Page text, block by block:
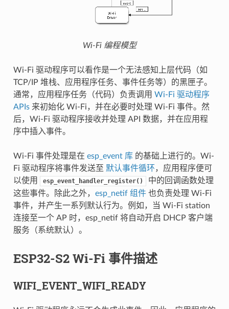
Wi-Fi 编程模型
Wi-Fi 驱动程序可以看作是一个无法感知上层代码（如
TCP/IP 堆栈、应用程序任务、事件任务等）的黑匣子。
通常，应用程序任务（代码）负责调用 Wi-Fi 驱动程序
APIs来初始化 Wi-Fi，并在必要时处理 Wi-Fi 事件。然
后，Wi-Fi 驱动程序接收并处理 API 数据，并在应用程
序中插入事件。
Wi-Fi 事件处理是在 esp_event 库的基础上进行的。Wi-
Fi 驱动程序将事件发送至 默认事件循环，应用程序便可
以使用
esp_event_handler_register()
中的回调函数处理
这些事件。除此之外， esp_netif 组件也负责处理 Wi-Fi
事件，并产生一系列默认行为。例如，当 Wi-Fi station
连接至一个 AP 时，esp_netif 将自动开启 DHCP 客户端
服务（系统默认）。
ESP32-S2 Wi-Fi 事件描述
WIFI_EVENT_WIFI_READY